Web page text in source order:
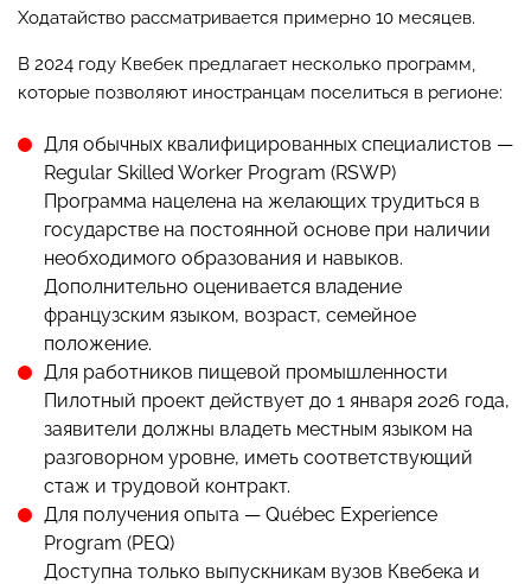
Ходатайство рассматривается примерно 10 месяцев.
В 2024 году Квебек предлагает несколько программ,
которые позволяют иностранцам поселиться в регионе:
Для обычных квалифицированных специалистов —
Regular Skilled Worker Program (RSWP)
Программа нацелена на желающих трудиться в
государстве на постоянной основе при наличии
необходимого образования и навыков.
Дополнительно оценивается владение
французским языком, возраст, семейное
положение.
Для работников пищевой промышленности
Пилотный проект действует до 1 января 2026 года,
заявители должны владеть местным языком на
разговорном уровне, иметь соответствующий
стаж и трудовой контракт.
Для получения опыта — Québec Experience
Program (PEQ)
Доступна только выпускникам вузов Квебека и